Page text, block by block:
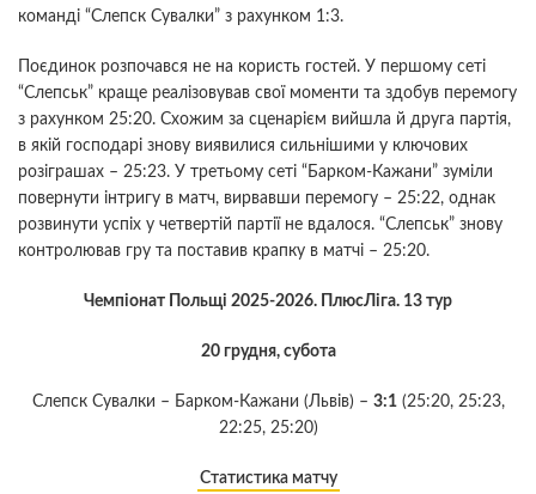
команді “Слепск Сувалки” з рахунком 1:3.
Поєдинок розпочався не на користь гостей. У першому сеті
“Слепськ” краще реалізовував свої моменти та здобув перемогу
з рахунком 25:20. Схожим за сценарієм вийшла й друга партія,
в якій господарі знову виявилися сильнішими у ключових
розіграшах – 25:23. У третьому сеті “Барком-Кажани” зуміли
повернути інтригу в матч, вирвавши перемогу – 25:22, однак
розвинути успіх у четвертій партії не вдалося. “Слепськ” знову
контролював гру та поставив крапку в матчі – 25:20.
Чемпіонат Польщі 2025-2026. ПлюсЛіга. 13 тур
20 грудня, субота
Слепск Сувалки – Барком-Кажани (Львів) – 3:1 (25:20, 25:23,
22:25, 25:20)
Статистика матчу